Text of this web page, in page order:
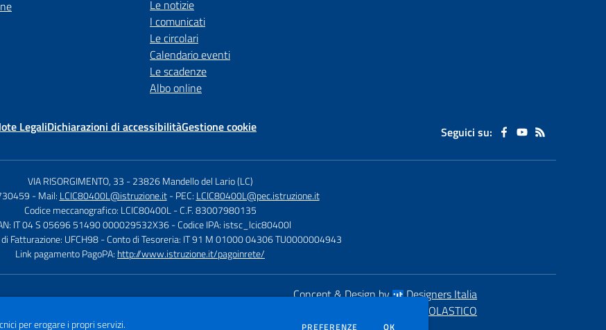
Le notizie
I comunicati
Le circolari
Calendario eventi
Le scadenze
Albo online
LegaliDichiarazioni di accessibilitàGestione cookie Seguici su:
VIA RISORGIMENTO, 33 -23826 Mandello del Lario (LC)
- Mail: LCIC80400L@istruzione.it - PEC: LCIC80400L@pec.istruzione.it
Codice meccanografico: LCIC80400L - C.F. 83007980135
IT 04 S 05696 51490 000029532X36- Codice IPA: istsc_lcic80400l
Fatturazione: UFCH98 - Conto di Tesoreria: IT 91 M 01000 04306 TU0000004943
Link pagamento PagoPA: http://www.istruzione.it/pagoinrete/
Concept & Design by
Designers Italia
SCUOLASTICO
per erogare i propri servizi. PREFERENZE DEI COOKIE
OK